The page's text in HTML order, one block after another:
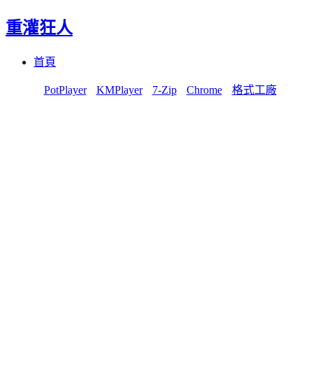
重灌狂人
首頁
PotPlayer KMPlayer 7-Zip Chrome 格式工廠